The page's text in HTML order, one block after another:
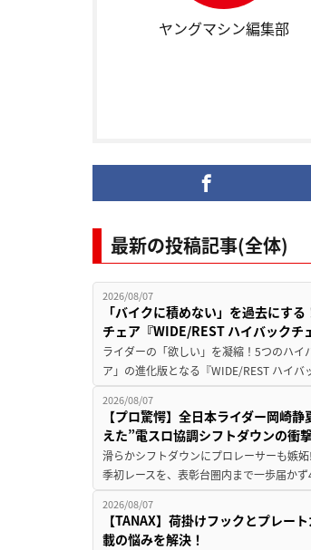
ヤングマシン編集部
最新の投稿記事(全体)
2026/08/07
「バイクに積めない」を過去にす
チェア『WIDE/REST ハイバックチ
ライダーの「欲しい」を凝縮！5つのハイ
ア」の進化版となる『WIDE/REST ハイ
2026/08/07
【プロ驚愕】全日本ライダー岡崎
えた”電スロ協調シフトダウンの衝
滑らかシフトダウンにプロレーサーも嫉
季初レースを、表彰台圏内まで一歩届か
2026/08/07
【TANAX】荷掛けフックとプレー
載の悩みを解決！